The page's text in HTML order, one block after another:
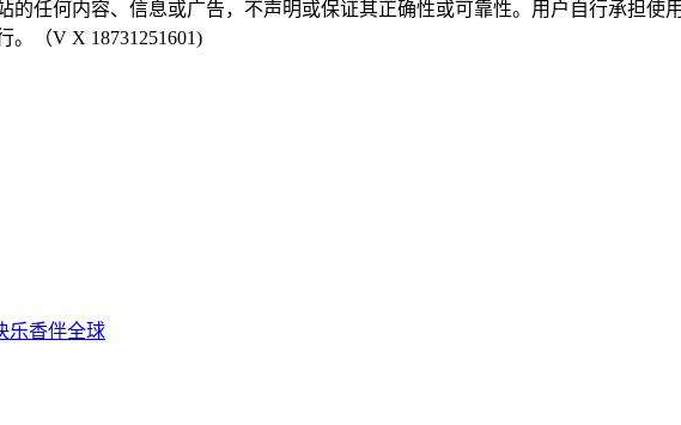
任何内容、信息或广告，不声明或保证其正确性或可靠性。用户自行承担使
。（V X 18731251601)
乐香伴全球